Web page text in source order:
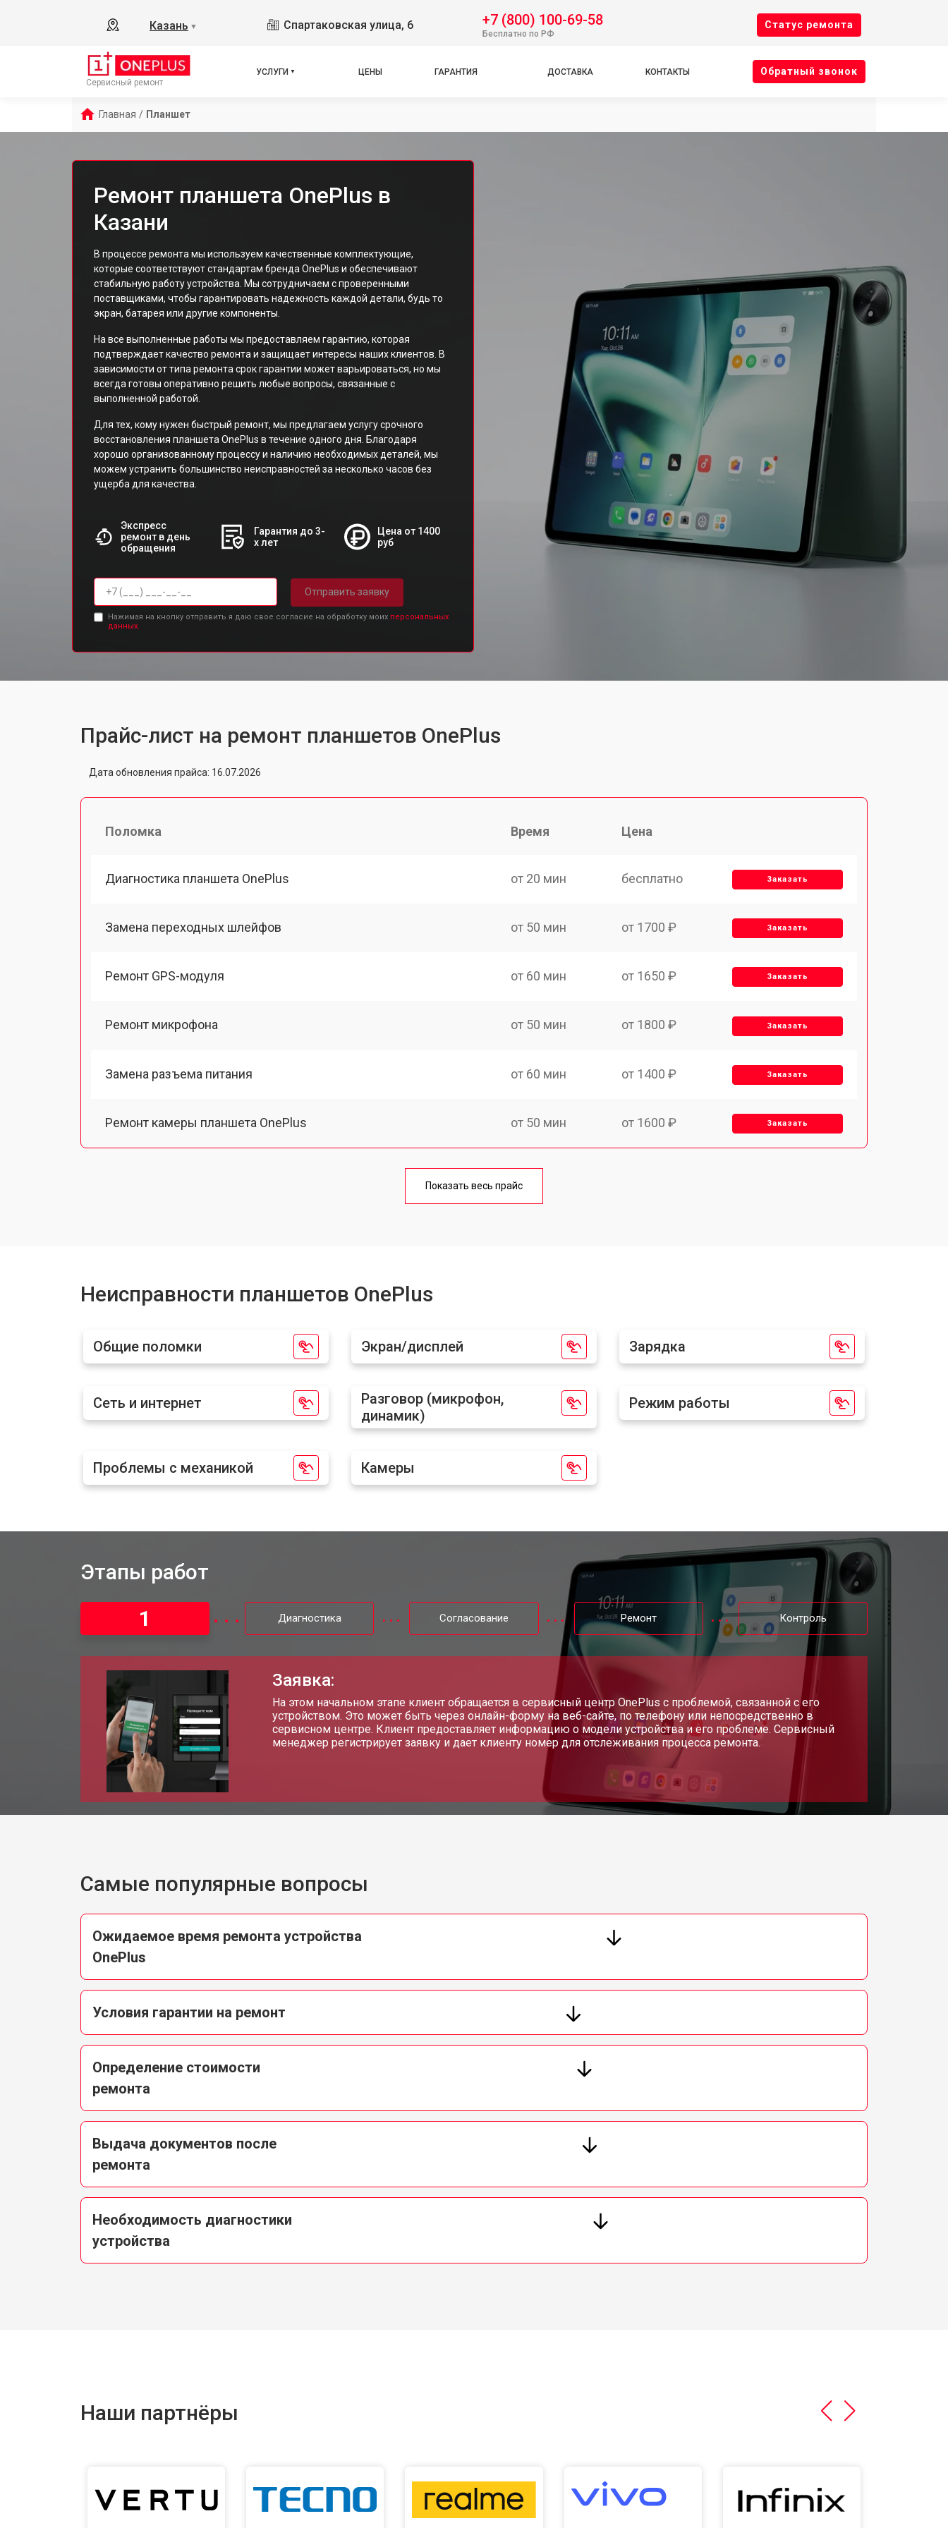
Казань ▼ Спартаковская улица, 6 +7 (800) 100-69-58
Бесплатно по РФ
Cтатус ремонта
Сервисный ремонт
УСЛУГИ ЦЕНЫ ГАРАНТИЯ ДОСТАВКА КОНТАКТЫ Oбратный звонок
Главная / Планшет
Ремонт планшета OnePlus в
Казани
В процессе ремонта мы используем качественные комплектующие,
которые соответствуют стандартам бренда OnePlus и обеспечивают
стабильную работу устройства. Мы сотрудничаем с проверенными
поставщиками, чтобы гарантировать надежность каждой детали, будь то
экран, батарея или другие компоненты.
На все выполненные работы мы предоставляем гарантию, которая
подтверждает качество ремонта и защищает интересы наших клиентов. В
зависимости от типа ремонта срок гарантии может варьироваться, но мы
всегда готовы оперативно решить любые вопросы, связанные с
выполненной работой.
Для тех, кому нужен быстрый ремонт, мы предлагаем услугу срочного
восстановления планшета OnePlus в течение одного дня. Благодаря
хорошо организованному процессу и наличию необходимых деталей, мы
можем устранить большинство неисправностей за несколько часов без
ущерба для качества.
Экспресс
ремонт в день
обращения
Гарантия до 3-
х лет
Цена от 1400
руб
Отправить заявку
Нажимая на кнопку отправить я даю свое согласие на обработку моих персональных
данных.
Прайс-лист на ремонт планшетов OnePlus
Дата обновления прайса: 16.07.2026
Поломка Время Цена
Диагностика планшета OnePlus от 20 мин бесплатно Заказать
Замена переходных шлейфов от 50 мин от 1700 ₽ Заказать
Ремонт GPS-модуля от 60 мин от 1650 ₽ Заказать
Ремонт микрофона от 50 мин от 1800 ₽ Заказать
Замена разъема питания от 60 мин от 1400 ₽ Заказать
Ремонт камеры планшета OnePlus от 50 мин от 1600 ₽ Заказать
от 70 мин
Замена дисплея (экрана) от 90 мин от 3200 ₽ Заказать
Замена аккумулятора от 50 мин
Замена Wi-Fi планшета OnePlus от 60 мин
Замена кнопок планшета OnePlus от 1750 ₽ Заказать
Показать весь прайс
Неисправности планшетов OnePlus
Общие поломки Экран/дисплей Зарядка
Сеть и интернет
Разговор (микрофон,
динамик)
Режим работы
Проблемы с механикой Камеры
Этапы работ
1
Диагностика Согласование Ремонт Контроль
Заявка:
На этом начальном этапе клиент обращается в сервисный центр OnePlus с проблемой, связанной с его
устройством. Это может быть через онлайн-форму на веб-сайте, по телефону или непосредственно в
сервисном центре. Клиент предоставляет информацию о модели устройства и его проблеме. Сервисный
менеджер регистрирует заявку и дает клиенту номер для отслеживания процесса ремонта.
Самые популярные вопросы
Ожидаемое время ремонта устройства
OnePlus
Условия гарантии на ремонт
Определение стоимости
ремонта
Выдача документов после
ремонта
Необходимость диагностики
устройства
Наши партнёры